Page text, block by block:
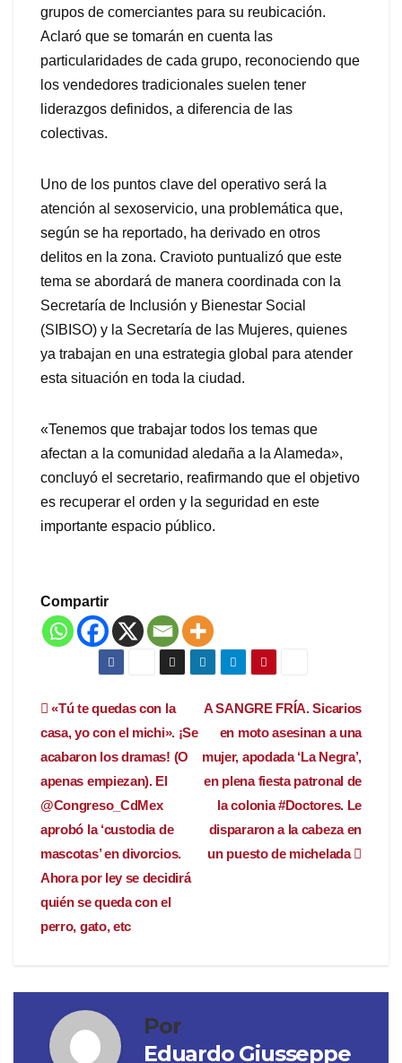
grupos de comerciantes para su reubicación.
Aclaró que se tomarán en cuenta las
particularidades de cada grupo, reconociendo que
los vendedores tradicionales suelen tener
liderazgos definidos, a diferencia de las
colectivas.
Uno de los puntos clave del operativo será la
atención al sexoservicio, una problemática que,
según se ha reportado, ha derivado en otros
delitos en la zona. Cravioto puntualizó que este
tema se abordará de manera coordinada con la
Secretaría de Inclusión y Bienestar Social
(SIBISO) y la Secretaría de las Mujeres, quienes
ya trabajan en una estrategia global para atender
esta situación en toda la ciudad.
«Tenemos que trabajar todos los temas que
afectan a la comunidad aledaña a la Alameda»,
concluyó el secretario, reafirmando que el objetivo
es recuperar el orden y la seguridad en este
importante espacio público.
Compartir
Navegación
de
entradas
A SANGRE FRÍA. Sicarios
en moto asesinan a una
mujer, apodada ‘La Negra’,
en plena fiesta patronal de
la colonia #Doctores. Le
dispararon a la cabeza en
un puesto de michelada
«Tú te quedas con la
casa, yo con el michi». ¡Se
acabaron los dramas! (O
apenas empiezan). El
@Congreso_CdMex
aprobó la ‘custodia de
mascotas’ en divorcios.
Ahora por ley se decidirá
quién se queda con el
perro, gato, etc
Por
Eduardo Giusseppe